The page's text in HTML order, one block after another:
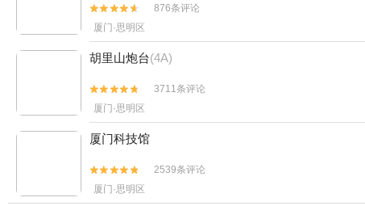


876条评论
厦门·思明区
胡里山炮台(4A)


3711条评论
厦门·思明区
厦门科技馆


2539条评论
厦门·思明区